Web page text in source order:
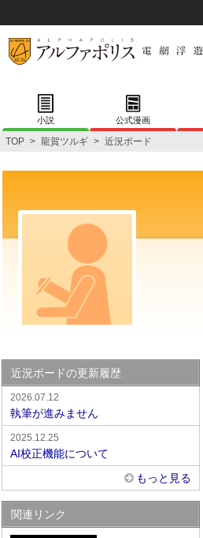
小説 公式漫画
TOP > 龍賀ツルギ > 近況ボード
近況ボードの更新履歴
2026.07.12
執筆が進みません
2025.12.25
AI校正機能について
もっと見る
関連リンク